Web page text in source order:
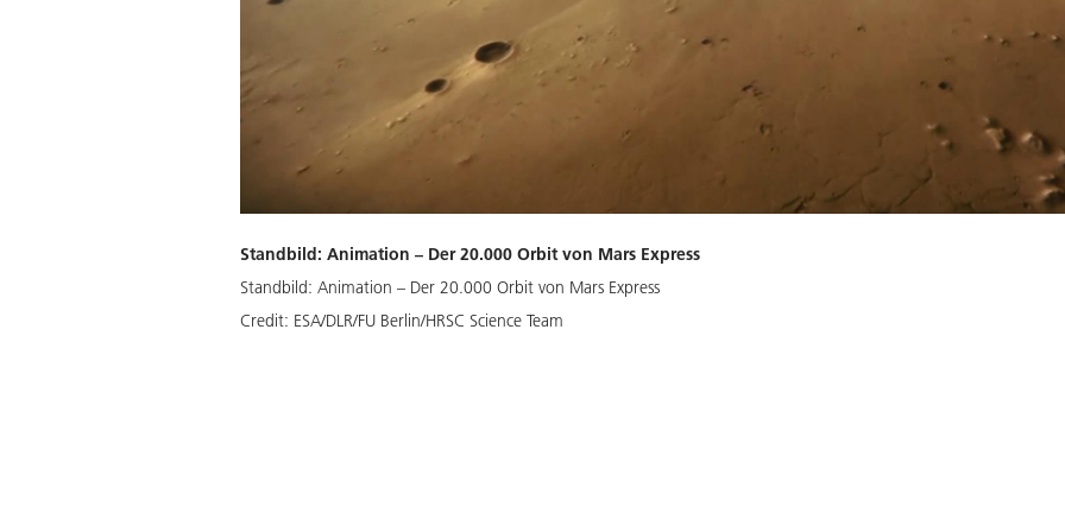
Standbild: Animation – Der 20.000 Orbit von Mars Express
Standbild: Animation – Der 20.000 Orbit von Mars Express
Credit: ESA/DLR/FU Berlin/HRSC Science Team